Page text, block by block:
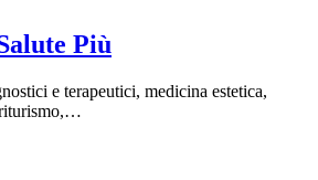
Più
e terapeutici, medicina estetica,